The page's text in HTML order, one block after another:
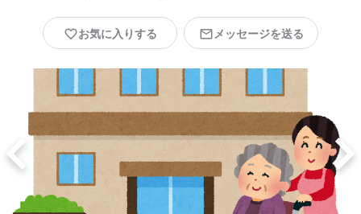
お気に入りする メッセージを送る